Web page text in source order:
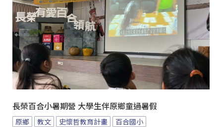
長榮百合小暑期營 大學生伴原鄉童過暑假
原鄉 教文 史懷哲教育計畫 百合國小